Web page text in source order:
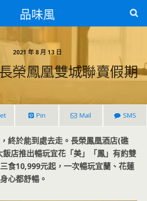
品味風
2021 年 8 月 13 日
榮鳳凰雙城聯賣假期
Pin Mail SMS
終於能到處去走。長榮鳳凰酒店(礁
店推出暢玩宜花「美」「鳳」有約雙
食10,999元起，一次暢玩宜蘭、花蓮
心都舒暢。